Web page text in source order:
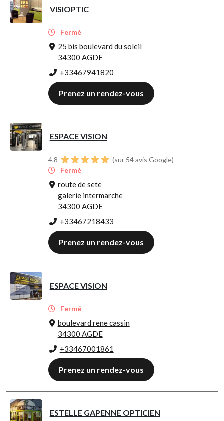
VISIOPTIC
Fermé
25 bis boulevard du soleil
34300 AGDE
+33467941820
Prenez un rendez-vous
ESPACE VISION
4.8
(sur 54 avis Google)
Fermé
route de sete
galerie intermarche
34300 AGDE
+33467218433
Prenez un rendez-vous
ESPACE VISION
Fermé
boulevard rene cassin
34300 AGDE
+33467001861
Prenez un rendez-vous
ESTELLE GAPENNE OPTICIEN